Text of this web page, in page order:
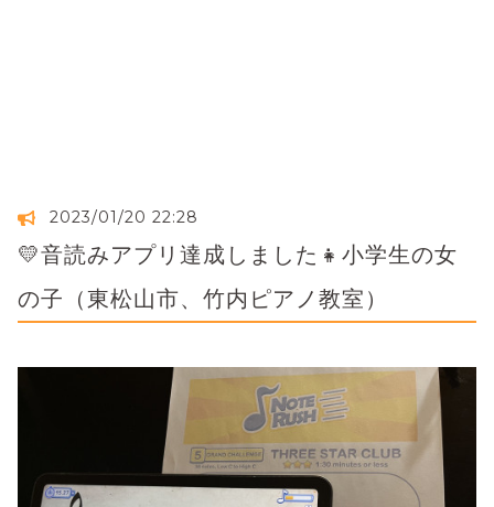
2023/01/20 22:28
💛音読みアプリ達成しました👧小学生の女
の子（東松山市、竹内ピアノ教室）